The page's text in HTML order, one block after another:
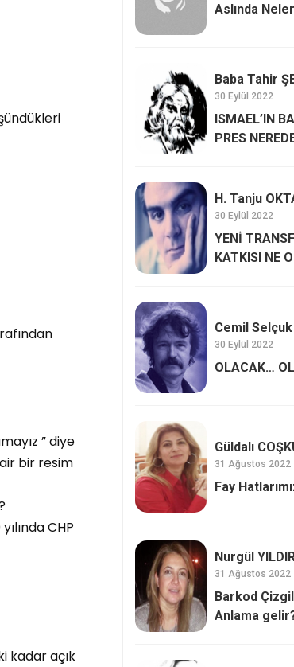
” diye
bir resim
CHP
kadar açık
Aslında
Baba Tahir
30 Eylül 2022
ISMAEL’IN
PRES
H. Tanju
30 Eylül 2022
YENİ
KATKISI NE
Cemil Selçuk
30 Eylül 2022
OLACAK…
Güldalı
31 Ağustos 2022
Fay
Nurgül
31 Ağustos 2022
Barkod
Anlama